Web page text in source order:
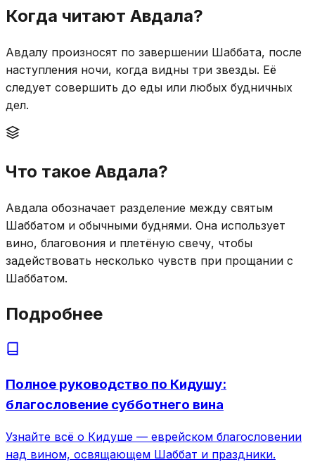
Когда читают Авдала?
Авдалу произносят по завершении Шаббата, после
наступления ночи, когда видны три звезды. Её
следует совершить до еды или любых будничных
дел.
Что такое Авдала?
Авдала обозначает разделение между святым
Шаббатом и обычными буднями. Она использует
вино, благовония и плетёную свечу, чтобы
задействовать несколько чувств при прощании с
Шаббатом.
Подробнее
Полное руководство по Кидушу:
благословение субботнего вина
Узнайте всё о Кидуше — еврейском благословении
над вином, освящающем Шаббат и праздники.